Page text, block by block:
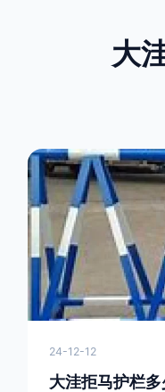
大
24-12-12
大洼拒马护栏